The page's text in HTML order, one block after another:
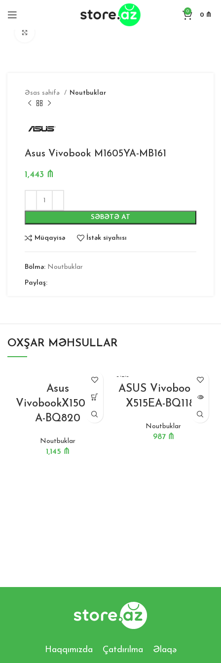
0
0 ₼
Əsas səhifə Noutbuklar
Asus Vivobook M1605YA-MB161
1,443 ₼
SƏBƏTƏ AT
Müqayisə İstək siyahısı
Bölmə: Noutbuklar
Paylaş:
OXŞAR MƏHSULLAR
Asus
VivobookX1502Z
A-BQ820
Noutbuklar
1,145 ₼
ASUS Vivobook 15
X515EA-BQ1189
Noutbuklar
987 ₼
Haqqımızda Çatdırılma Əlaqə